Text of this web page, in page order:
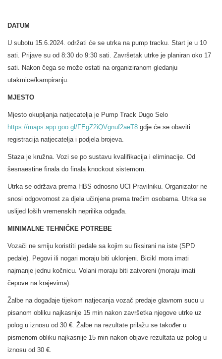
DATUM
U subotu 15.6.2024. održati će se utrka na pump tracku. Start je u 10
sati. Prijave su od 8:30 do 9:30 sati. Završetak utrke je planiran oko 17
sati. Nakon čega se može ostati na organiziranom gledanju
utakmice/kampiranju.
MJESTO
Mjesto okupljanja natjecatelja je Pump Track Dugo Selo
https://maps.app.goo.gl/FEgZ2iQVgnuf2aeT8 gdje će se obaviti
registracija natjecatelja i podjela brojeva.
Staza je kružna. Vozi se po sustavu kvalifikacija i eliminacije. Od
šesnaestine finala do finala knockout sistemom.
Utrka se održava prema HBS odnosno UCI Pravilniku. Organizator ne
snosi odgovornost za djela učinjena prema trećim osobama. Utrka se
uslijed loših vremenskih neprilika odgađa.
MINIMALNE TEHNIČKE POTREBE
Vozači ne smiju koristiti pedale sa kojim su fiksirani na iste (SPD
pedale). Pegovi ili nogari moraju biti uklonjeni. Bicikl mora imati
najmanje jednu kočnicu. Volani moraju biti zatvoreni (moraju imati
čepove na krajevima).
Žalbe na događaje tijekom natjecanja vozač predaje glavnom sucu u
pisanom obliku najkasnije 15 min nakon završetka njegove utrke uz
polog u iznosu od 30 €. Žalbe na rezultate prilažu se također u
pismenom obliku najkasnije 15 min nakon objave rezultata uz polog u
iznosu od 30 €.